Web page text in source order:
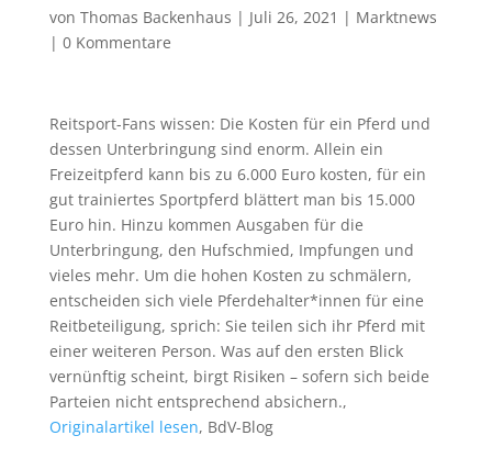
von Thomas Backenhaus | Juli 26, 2021 | Marktnews
| 0 Kommentare
Reitsport-Fans wissen: Die Kosten für ein Pferd und
dessen Unterbringung sind enorm. Allein ein
Freizeitpferd kann bis zu 6.000 Euro kosten, für ein
gut trainiertes Sportpferd blättert man bis 15.000
Euro hin. Hinzu kommen Ausgaben für die
Unterbringung, den Hufschmied, Impfungen und
vieles mehr. Um die hohen Kosten zu schmälern,
entscheiden sich viele Pferdehalter*innen für eine
Reitbeteiligung, sprich: Sie teilen sich ihr Pferd mit
einer weiteren Person. Was auf den ersten Blick
vernünftig scheint, birgt Risiken – sofern sich beide
Parteien nicht entsprechend absichern.,
Originalartikel lesen, BdV-Blog